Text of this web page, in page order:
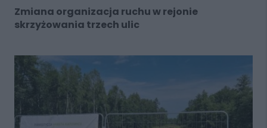
Zmiana organizacja ruchu w rejonie
skrzyżowania trzech ulic